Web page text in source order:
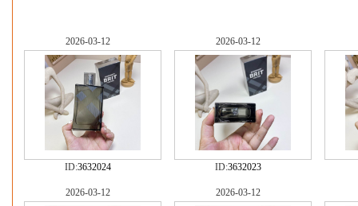
2026-03-12
ID:3632024
2026-03-12
ID:3632023
2026-03-12 2026-03-12